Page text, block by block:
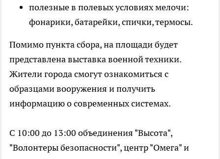
полезные в полевых условиях мелочи:
фонарики, батарейки, спички, термосы.
Помимо пункта сбора, на площади будет
представлена выставка военной техники.
Жители города смогут ознакомиться с
образцами вооружения и получить
информацию о современных системах.
С 10:00 до 13:00 объединения "Высота",
"Волонтеры безопасности", центр "Омега" и